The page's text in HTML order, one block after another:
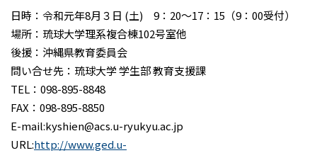
日時：令和元年8月３日 (土) 9：20～17：15（9：00受付）
場所：琉球大学理系複合棟102号室他
後援：沖縄県教育委員会
問い合せ先：琉球大学 学生部 教育支援課
TEL：098-895-8848
FAX：098-895-8850
E-mail:kyshien@acs.u-ryukyu.ac.jp
URL:http://www.ged.u-